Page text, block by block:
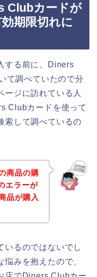
Clubカードが
期限切れに
する前に、Diners
て調べていたので分
ージに訪れている人
Clubカードを使って
索して調べているの
商品の購
エラーが
品が購入
いるのではないでし
悩みを抱えたので、